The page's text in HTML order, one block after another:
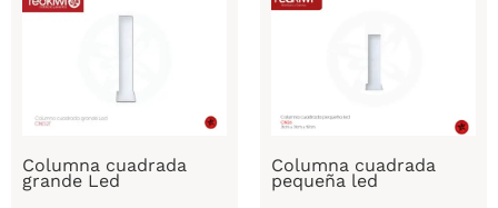
Columna cuadrada
grande Led
Columna cuadrada
pequeña led